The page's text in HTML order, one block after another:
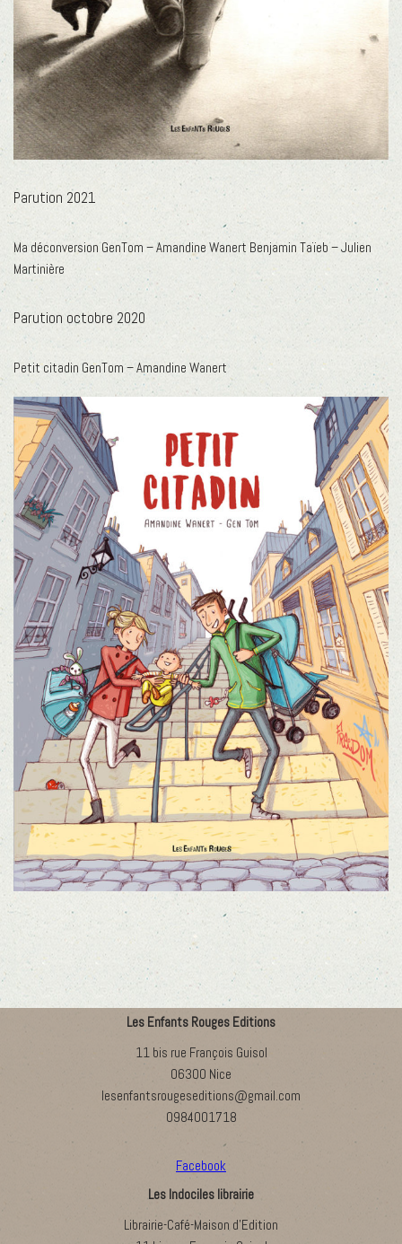
Parution 2021
Ma déconversion GenTom – Amandine Wanert Benjamin Taïeb – Julien
Martinière
Parution octobre 2020
Petit citadin GenTom – Amandine Wanert
Les Enfants Rouges Editions
11 bis rue François Guisol
06300 Nice
lesenfantsrougeseditions@gmail.com
0984001718
Facebook
Les Indociles librairie
Librairie-Café-Maison d’Edition